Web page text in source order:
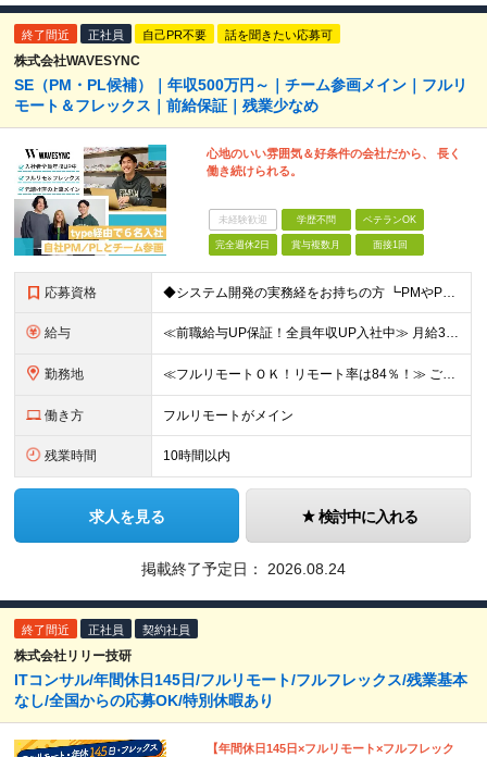
終了間近 正社員 自己PR不要 話を聞きたい応募可
株式会社WAVESYNC
SE（PM・PL候補）｜年収500万円～｜チーム参画メイン｜フルリ
モート＆フレックス｜前給保証｜残業少なめ
心地のいい雰囲気＆好条件の会社だから、 長く
働き続けられる。
未経験歓迎 学歴不問 ベテランOK
完全週休2日 賞与複数月 面接1回
応募資格 ◆システム開発の実務経をお持ちの方 ┗PMやPL経験がなくても挑戦したい意欲を高く評価します！ ◆学歴不問 ★転職回数・ブランクなど一切不問！ ＼こんな方にピッタリの会社です／ □商流が深くPL・
給与 ≪前職給与UP保証！全員年収UP入社中≫ 月給32万円～＋賞与年4ヵ月分(業績により変動する場合もあります) ★スキルや経験を考慮の上、優遇します ★上記月給は固定残業代30時間分(月6万1000
勤務地 ≪フルリモートＯＫ！リモート率は84％！≫ ご自宅や本社オフィスでの在宅勤務、または東京23区内を中心とした首都圏のクライアント先での勤務 ■本社 東京都文京区後楽1-1-5 水道橋外堀通ビル2F
働き方 フルリモートがメイン
残業時間 10時間以内
求人を見る 検討中に入れる
掲載終了予定日： 2026.08.24
終了間近 正社員 契約社員
株式会社リリー技研
ITコンサル/年間休日145日/フルリモート/フルフレックス/残業基本
なし/全国からの応募OK/特別休暇あり
【年間休日145日×フルリモート×フルフレック